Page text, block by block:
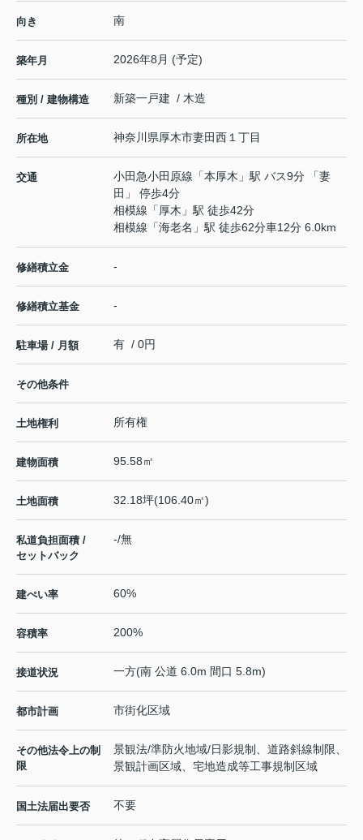
向き 南
築年月 2026年8月 (予定)
種別 / 建物構造 新築一戸建 / 木造
所在地 神奈川県厚木市妻田西 １丁目
交通 小田急小田原線 「本厚木 」駅 バス9分 「妻
田」 停歩4分
相模線 「 厚木 」駅 徒歩42分
相模線 「海老名 」駅 徒歩62分車12分 6.0km
修繕積立金 -
修繕積立基金 -
駐車場 / 月額 有 / 0円
その他条件
土地権利 所有権
建物面積 95.58㎡
土地面積 32.18坪(106.40㎡)
私道負担面積 /
セットバック
-/無
建ぺい率 60%
容積率 200%
接道状況 一方(南 公道 6.0m 間口 5.8m)
都市計画 市街化区域
その他法令上の制
限
景観法/準防火地域/日影規制、道路斜線制限、
景観計画区域、宅地造成等工事規制区域
国土法届出要否 不要